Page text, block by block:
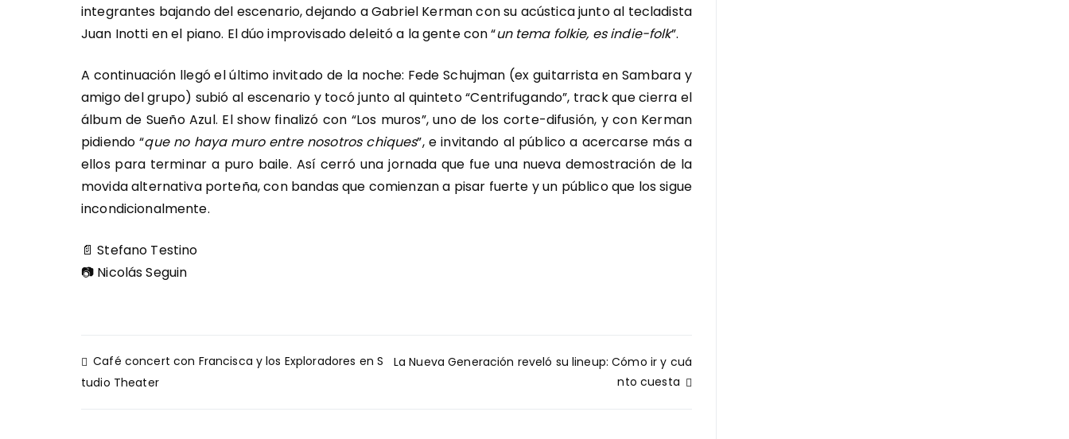
integrantes bajando del escenario, dejando a Gabriel Kerman con su acústica junto al tecladista
Juan Inotti en el piano. El dúo improvisado deleitó a la gente con “un tema folkie, es indie-folk”.
A continuación llegó el último invitado de la noche: Fede Schujman (ex guitarrista en Sambara y
amigo del grupo) subió al escenario y tocó junto al quinteto “Centrifugando”, track que cierra el
álbum de Sueño Azul. El show finalizó con “Los muros”, uno de los corte-difusión, y con Kerman
pidiendo “que no haya muro entre nosotros chiques”, e invitando al público a acercarse más a
ellos para terminar a puro baile. Así cerró una jornada que fue una nueva demostración de la
movida alternativa porteña, con bandas que comienzan a pisar fuerte y un público que los sigue
incondicionalmente.
📄 Stefano Testino
📷 Nicolás Seguin
Navegación
de
Café concert con Francisca y los Exploradores en S
tudio Theater
La Nueva Generación reveló su lineup: Cómo ir y cuá
nto cuesta